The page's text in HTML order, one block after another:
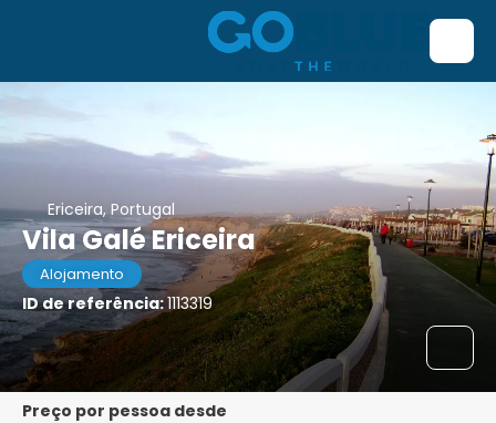
Ericeira, Portugal
Vila Galé Ericeira
Alojamento
ID de referência:1113319
preço por pessoa desde